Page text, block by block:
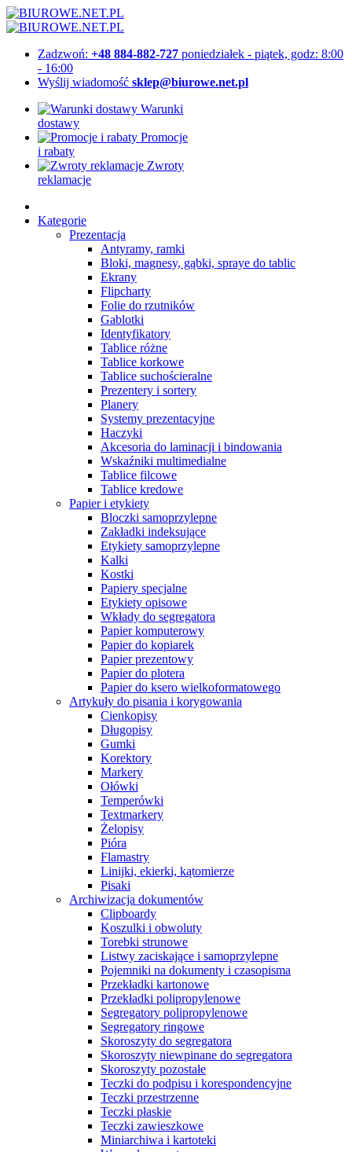
Zadzwoń: +48 884-882-727 poniedziałek - piątek, godz: 8:00
- 16:00
Wyślij wiadomość sklep@biurowe.net.pl
Warunki
dostawy
Promocje
i rabaty
Zwroty
reklamacje
Kategorie
Prezentacja
Antyramy, ramki
Bloki, magnesy, gąbki, spraye do tablic
Ekrany
Flipcharty
Folie do rzutników
Gablotki
Identyfikatory
Tablice różne
Tablice korkowe
Tablice suchościeralne
Prezentery i sortery
Planery
Systemy prezentacyjne
Haczyki
Akcesoria do laminacji i bindowania
Wskaźniki multimedialne
Tablice filcowe
Tablice kredowe
Papier i etykiety
Bloczki samoprzylepne
Zakładki indeksujące
Etykiety samoprzylepne
Kalki
Kostki
Papiery specjalne
Etykiety opisowe
Wkłady do segregatora
Papier komputerowy
Papier do kopiarek
Papier prezentowy
Papier do plotera
Papier do ksero wielkoformatowego
Artykuły do pisania i korygowania
Cienkopisy
Długopisy
Gumki
Korektory
Markery
Ołówki
Temperówki
Textmarkery
Żelopisy
Pióra
Flamastry
Linijki, ekierki, kątomierze
Pisaki
Archiwizacja dokumentów
Clipboardy
Koszulki i obwoluty
Torebki strunowe
Listwy zaciskające i samoprzylepne
Pojemniki na dokumenty i czasopisma
Przekładki kartonowe
Przekładki polipropylenowe
Segregatory polipropylenowe
Segregatory ringowe
Skoroszyty do segregatora
Skoroszyty niewpinane do segregatora
Skoroszyty pozostałe
Teczki do podpisu i korespondencyjne
Teczki przestrzenne
Teczki płaskie
Teczki zawieszkowe
Miniarchiwa i kartoteki